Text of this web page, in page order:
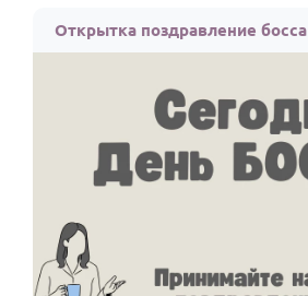
Открытка поздравление босса